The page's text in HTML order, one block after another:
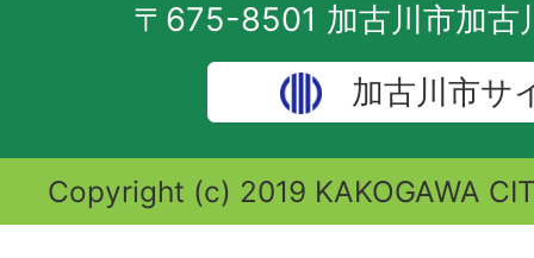
〒675-8501 加古川市加古
加古川市サ
Copyright (c) 2019 KAKOGAWA